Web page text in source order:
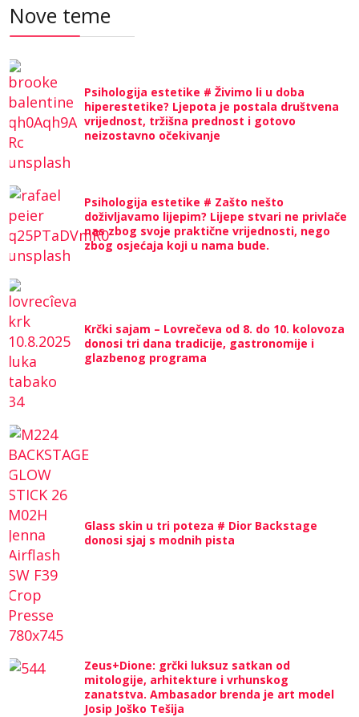
Nove teme
Psihologija estetike # Živimo li u doba
hiperestetike? Ljepota je postala društvena
vrijednost, tržišna prednost i gotovo
neizostavno očekivanje
Psihologija estetike # Zašto nešto
doživljavamo lijepim? Lijepe stvari ne privlače
nas zbog svoje praktične vrijednosti, nego
zbog osjećaja koji u nama bude.
Krčki sajam – Lovrečeva od 8. do 10. kolovoza
donosi tri dana tradicije, gastronomije i
glazbenog programa
Glass skin u tri poteza # Dior Backstage
donosi sjaj s modnih pista
Zeus+Dione: grčki luksuz satkan od
mitologije, arhitekture i vrhunskog
zanatstva. Ambasador brenda je art model
Josip Joško Tešija